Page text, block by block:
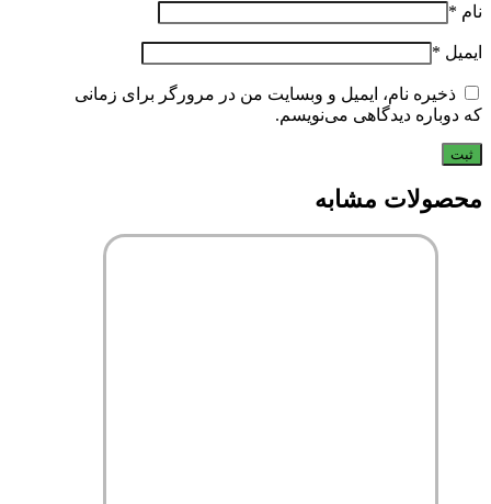
نام *
ایمیل *
ذخیره نام، ایمیل و وبسایت من در مرورگر برای زمانی
که دوباره دیدگاهی می‌نویسم.
محصولات مشابه